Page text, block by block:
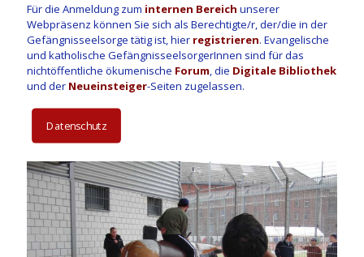
Für die Anmeldung zum internen Bereich unserer
Webpräsenz können Sie sich als Berechtigte/r, der/die in der
Gefängnisseelsorge tätig ist, hier registrieren. Evangelische
und katholische GefängnisseelsorgerInnen sind für das
nichtöffentliche ökumenische Forum, die Digitale Bibliothek
und der Neueinsteiger-Seiten zugelassen.
Datenschutz